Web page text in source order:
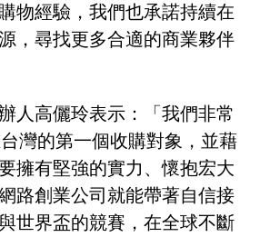
物經驗，我們也承諾持續在
，尋找更多合適的商業夥伴
人高儷玲表示：「我們非常
灣的第一個收購對象，並藉
擁有堅強的實力、懷抱宏大
路創業公司就能帶著自信接
世界盃的競賽，在全球不斷